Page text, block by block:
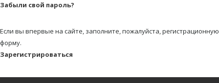
Забыли свой пароль?
Если вы впервые на сайте, заполните, пожалуйста, регистрационную
форму.
Зарегистрироваться